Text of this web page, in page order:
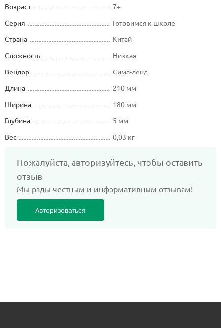
Возраст
7+
Серия
Готовимся к школе
Страна
Китай
Сложность
Низкая
Вендор
Сима-ленд
Длина
210 мм
Ширина
180 мм
Глубина
5 мм
Вес
0,03 кг
Пожалуйста, авторизуйтесь, чтобы оставить
отзыв
Мы рады честным и информативным отзывам!
Авторизоваться